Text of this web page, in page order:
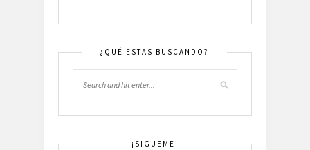
¿QUÉ ESTAS BUSCANDO?
¡SIGUEME!